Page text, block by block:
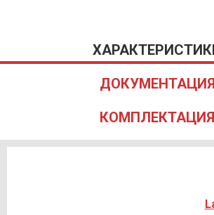
ДОКУМЕНТАЦИЯ
КОМПЛЕКТАЦИЯ